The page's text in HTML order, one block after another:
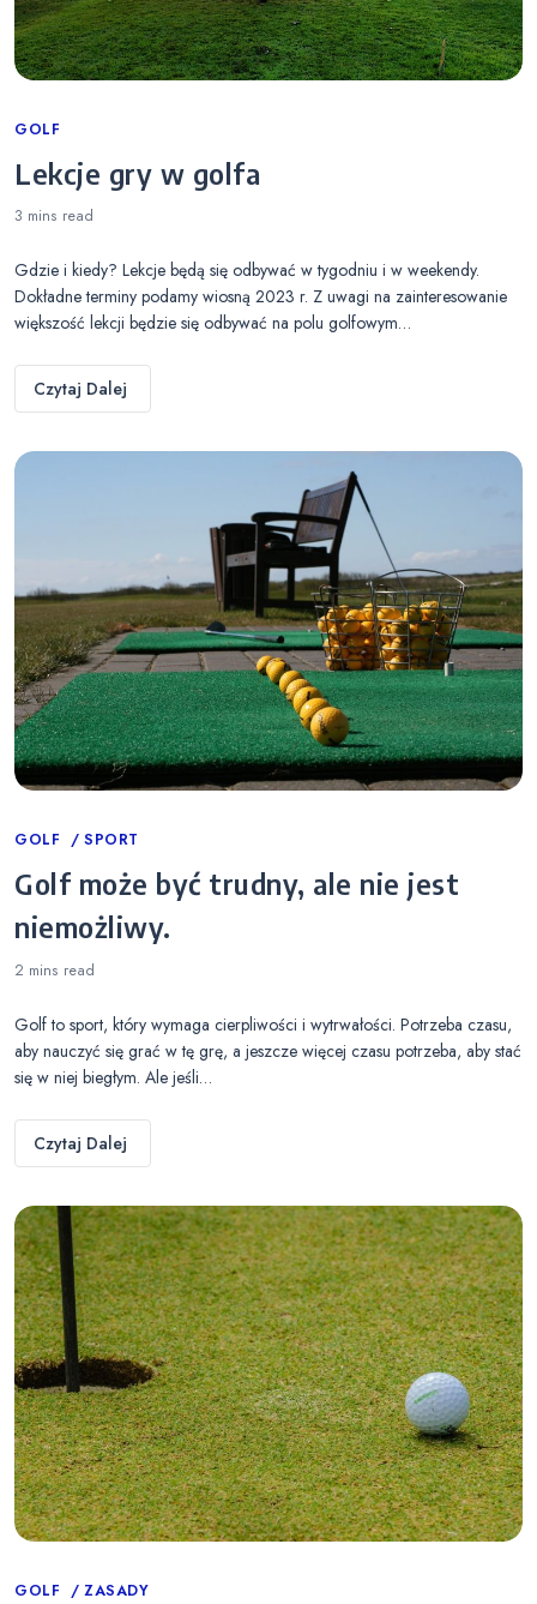
Categories
GOLF
Lekcje gry w golfa
3 mins read
Gdzie i kiedy? Lekcje będą się odbywać w tygodniu i w weekendy.
Dokładne terminy podamy wiosną 2023 r. Z uwagi na zainteresowanie
większość lekcji będzie się odbywać na polu golfowym…
Czytaj Dalej
Categories
GOLF SPORT
Golf może być trudny, ale nie jest
niemożliwy.
2 mins read
Golf to sport, który wymaga cierpliwości i wytrwałości. Potrzeba czasu,
aby nauczyć się grać w tę grę, a jeszcze więcej czasu potrzeba, aby stać
się w niej biegłym. Ale jeśli…
Czytaj Dalej
Categories
GOLF ZASADY